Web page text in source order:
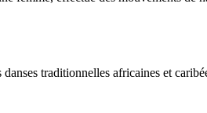
traditionnelles africaines et